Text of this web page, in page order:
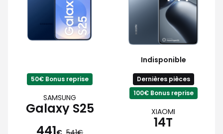
50€ Bonus reprise
SAMSUNG
Galaxy S25
441
Indisponible
Dernières pièces
100€ Bonus reprise
XIAOMI
14T